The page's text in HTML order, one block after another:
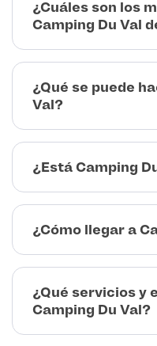
¿Cuáles son los
Camping Du Val
¿Qué se puede
Val?
¿Está Camping
¿Cómo llegar a
¿Qué servicios y
Camping Du Val?